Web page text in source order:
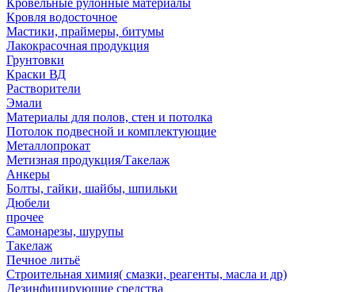
Кровельные рулонные материалы
Кровля водосточное
Мастики, праймеры, битумы
Лакокрасочная продукция
Грунтовки
Краски ВД
Растворители
Эмали
Материалы для полов, стен и потолка
Потолок подвесной и комплектующие
Металлопрокат
Метизная продукция/Такелаж
Анкеры
Болты, гайки, шайбы, шпильки
Дюбели
прочее
Самонарезы, шурупы
Такелаж
Печное литьё
Строительная химия( смазки, реагенты, масла и др)
Дезинфицирующие средства